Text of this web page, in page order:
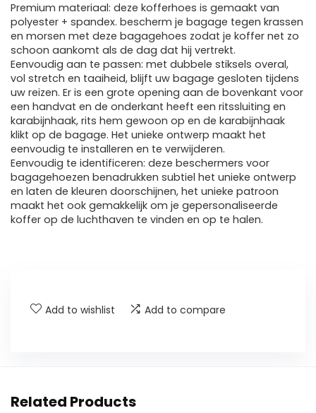
Premium materiaal: deze kofferhoes is gemaakt van
polyester + spandex. bescherm je bagage tegen krassen
en morsen met deze bagagehoes zodat je koffer net zo
schoon aankomt als de dag dat hij vertrekt.
Eenvoudig aan te passen: met dubbele stiksels overal,
vol stretch en taaiheid, blijft uw bagage gesloten tijdens
uw reizen. Er is een grote opening aan de bovenkant voor
een handvat en de onderkant heeft een ritssluiting en
karabijnhaak, rits hem gewoon op en de karabijnhaak
klikt op de bagage. Het unieke ontwerp maakt het
eenvoudig te installeren en te verwijderen.
Eenvoudig te identificeren: deze beschermers voor
bagagehoezen benadrukken subtiel het unieke ontwerp
en laten de kleuren doorschijnen, het unieke patroon
maakt het ook gemakkelijk om je gepersonaliseerde
koffer op de luchthaven te vinden en op te halen.
Add to wishlist Add to compare
Related Products